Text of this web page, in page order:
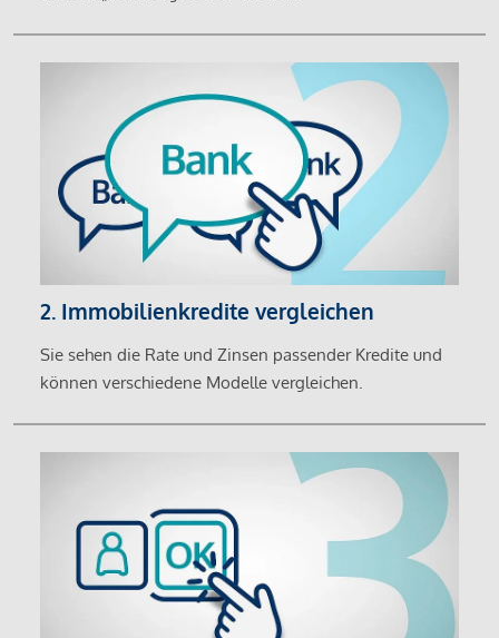
2. Immobilienkredite vergleichen
Sie sehen die Rate und Zinsen passender Kredite und
können verschiedene Modelle vergleichen.